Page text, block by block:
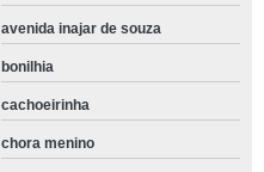
avenida inajar de souza
bonilhia
cachoeirinha
chora menino